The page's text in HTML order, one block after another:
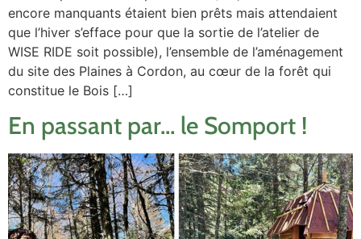
encore manquants étaient bien prêts mais attendaient
que l’hiver s’efface pour que la sortie de l’atelier de
WISE RIDE soit possible), l’ensemble de l’aménagement
du site des Plaines à Cordon, au cœur de la forêt qui
constitue le Bois […]
En passant par… le Somport !